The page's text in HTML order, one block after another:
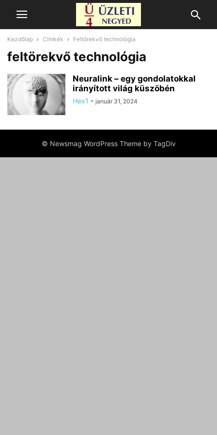
Kezdőlap Címkék Feltörekvő technológia
feltörekvő technológia
Neuralink – egy gondolatokkal
irányított világ küszöbén
Hex1 - január 31, 2024
© Newsmag WordPress Theme by TagDiv